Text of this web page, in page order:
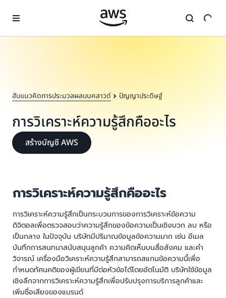
ฮับแนวคิดการประมวลผลบนคลาวด์ ปัญญาประดิษฐ์
การวิเคราะห์ความรู้สึกคืออะไร
สร้างบัญชี AWS
การวิเคราะห์ความรู้สึกคืออะไร
การวิเคราะห์ความรู้สึกเป็นกระบวนการของการวิเคราะห์ข้อความ
ดิจิตอลเพื่อตรวจสอบว่าความรู้สึกของข้อความเป็นเชิงบวก ลบ หรือ
เป็นกลาง ในปัจจุบัน บริษัทมีปริมาณข้อมูลข้อความมาก เช่น อีเมล
บันทึกการสนทนาสนับสนุนลูกค้า ความคิดเห็นบนสื่อสังคม และคำ
วิจารณ์ เครื่องมือวิเคราะห์ความรู้สึกสามารถสแกนข้อความนี้เพื่อ
กำหนดทัศนคติของผู้เขียนที่มีต่อหัวข้อได้โดยอัตโนมัติ บริษัทใช้ข้อมูล
เชิงลึกจากการวิเคราะห์ความรู้สึกเพื่อปรับปรุงการบริการลูกค้าและ
เพิ่มชื่อเสียงของแบรนด์